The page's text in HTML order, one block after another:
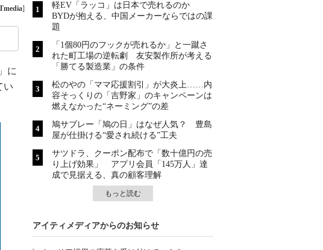
]
に
い
軽EV「ラッコ」は日本で売れるのか
BYDが抱える、中国メーカーならではの課
題
「1個80円のフックが売れるか」と一蹴さ
れた町工場の逆転劇 友安製作所が考える
「勝てる製造業」の条件
松のやの「ママ応援割引」が大炎上……内
容そっくりの「吉野家」のキャンペーンは
燃えなかった“ネーミング”の差
鳩サブレー「鳩の日」はなぜ人気？ 豊島
屋が仕掛ける“愛され続ける”工夫
サツドラ、クーポン配布で「数十億円の売
り上げ効果」 アプリ会員「145万人」達
成で見据える、真の顧客理解
もっと読む
アイティメディアからのお知らせ